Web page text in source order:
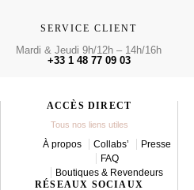
SERVICE CLIENT
Mardi & Jeudi 9h/12h – 14h/16h
+33 1 48 77 09 03
ACCÈS DIRECT
Tous nos liens utiles
À propos Collabs’
Presse
FAQ
Boutiques & Revendeurs
RÉSEAUX SOCIAUX